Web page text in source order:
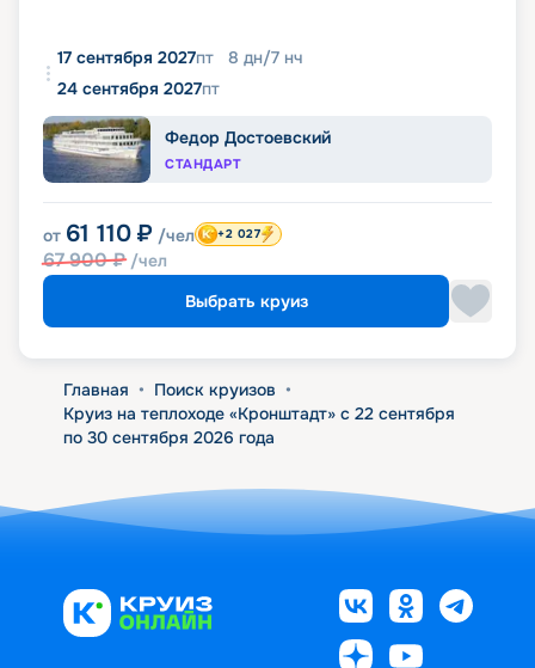
17 сентября 2027пт 8 дн/7 нч
24 сентября 2027пт
Федор Достоевский
СТАНДАРТ
от 61 110 ₽ /чел
67 900₽ /чел
+2 027
Выбрать круиз
Главная • Поиск круизов •
Круиз на теплоходе «Кронштадт» с 22 сентября
по 30 сентября 2026 года